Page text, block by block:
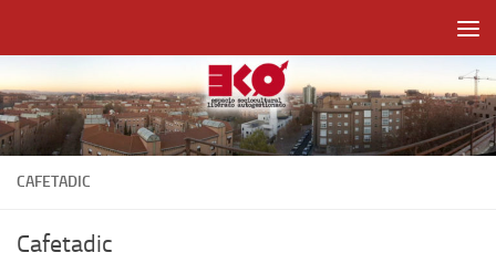
CAFETADIC
Cafetadic